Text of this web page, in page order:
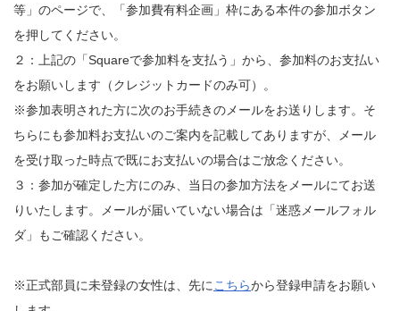
等」のページで、「参加費有料企画」枠にある本件の参加ボタン
を押してください。
２：上記の「Squareで参加料を支払う」から、参加料のお支払い
をお願いします（クレジットカードのみ可）。
※参加表明された方に次のお手続きのメールをお送りします。そ
ちらにも参加料お支払いのご案内を記載してありますが、メール
を受け取った時点で既にお支払いの場合はご放念ください。
３：参加が確定した方にのみ、当日の参加方法をメールにてお送
りいたします。メールが届いていない場合は「迷惑メールフォル
ダ」もご確認ください。
※正式部員に未登録の女性は、先に こちらから登録申請をお願い